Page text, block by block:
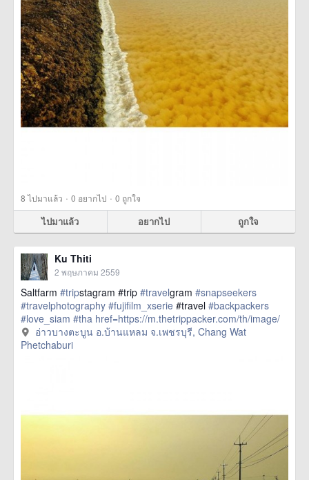
8ไปมาแล้ว · 0 อยากไป · 0 ถูกใจ
ไปมาแล้ว อยากไป ถูกใจ
Ku Thiti
2 พฤษภาคม 2559
Saltfarm #tripstagram #trip #travelgram #snapseekers
#travelphotography #fujifilm_xserie #travel #backpackers
#love_siam #tha href=https://m.thetrippacker.com/th/image/
อ่าวบางตะบูนอบ้านแหลมจเพชรบุรี/193886> more
อ่าวบางตะบูน อ.บ้านแหลม จ.เพชรบุรี, Chang Wat
Phetchaburi